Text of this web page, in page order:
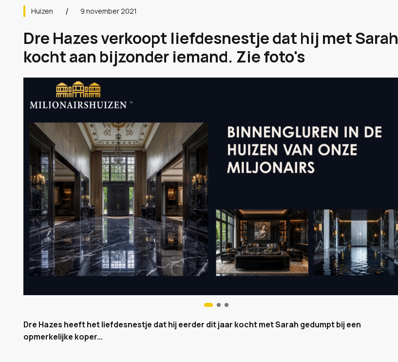
Huizen 9 november 2021
Dre Hazes verkoopt liefdesnestje dat hij met Sarah
kocht aan bijzonder iemand. Zie foto's
Dre Hazes heeft het liefdesnestje dat hij eerder dit jaar kocht met Sarah gedumpt bij een
opmerkelijke koper...